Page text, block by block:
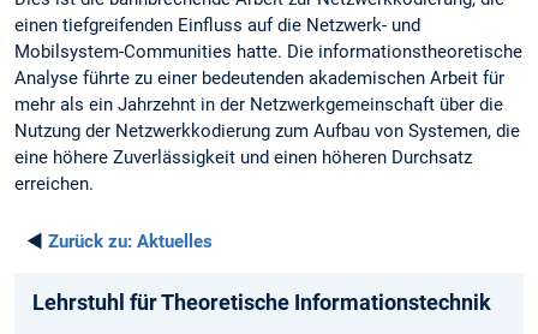
einen tiefgreifenden Einfluss auf die Netzwerk- und
Mobilsystem-Communities hatte. Die informationstheoretische
Analyse führte zu einer bedeutenden akademischen Arbeit für
mehr als ein Jahrzehnt in der Netzwerkgemeinschaft über die
Nutzung der Netzwerkkodierung zum Aufbau von Systemen, die
eine höhere Zuverlässigkeit und einen höheren Durchsatz
erreichen.
◄ Zurück zu: Aktuelles
Lehrstuhl für Theoretische Informationstechnik